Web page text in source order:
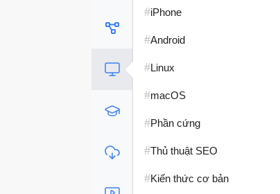
#iPhone
#Android
#Linux
#macOS
#Phần cứng
#Thủ thuật SEO
#Kiến thức cơ bản